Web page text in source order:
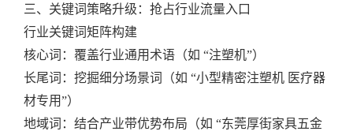
三、关键词策略升级：抢占行业流量入口
行业关键词矩阵构建
核心词：覆盖行业通用术语（如 “注塑机”）
长尾词：挖掘细分场景词（如 “小型精密注塑机 医疗器
材专用”）
地域词：结合产业带优势布局（如 “东莞厚街家具五金